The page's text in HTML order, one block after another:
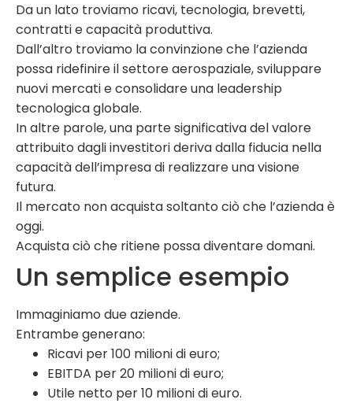
Da un lato troviamo ricavi, tecnologia, brevetti,
contratti e capacità produttiva.
Dall’altro troviamo la convinzione che l’azienda
possa ridefinire il settore aerospaziale, sviluppare
nuovi mercati e consolidare una leadership
tecnologica globale.
In altre parole, una parte significativa del valore
attribuito dagli investitori deriva dalla fiducia nella
capacità dell’impresa di realizzare una visione
futura.
Il mercato non acquista soltanto ciò che l’azienda è
oggi.
Acquista ciò che ritiene possa diventare domani.
Un semplice esempio
Immaginiamo due aziende.
Entrambe generano:
Ricavi per 100 milioni di euro;
EBITDA per 20 milioni di euro;
Utile netto per 10 milioni di euro.